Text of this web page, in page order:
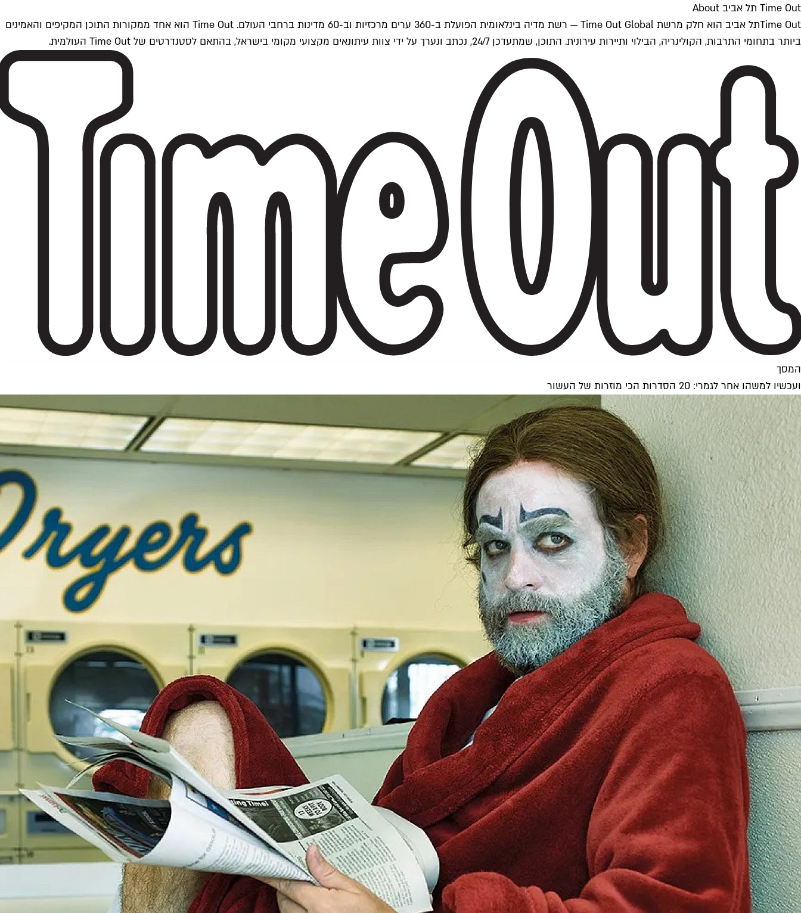
Time Out תל אביב About
Time Outתל אביב הוא חלק מרשת Time Out Global — רשת מדיה בינלאומית הפועלת ב-360 ערים מרכזיות וב-60 מדינות ברחבי העולם. Time Out הוא אחד ממקורות התוכן המקיפים והאמינים
ביותר בתחומי התרבות, הקולינריה, הבילוי ותיירות עירונית. התוכן, שמתעדכן 24/7, נכתב ונערך על ידי צוות עיתונאים מקצועי מקומי בישראל, בהתאם לסטנדרטים של Time Out העולמית.
המסך
ועכשיו למשהו אחר לגמרי: 20 הסדרות הכי מוזרות של העשור